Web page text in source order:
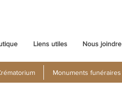
Liens utiles Nous joindre
Monuments funéraires